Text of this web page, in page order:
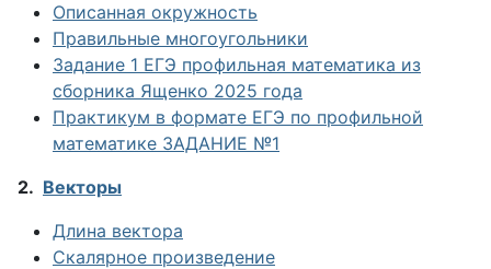
Описанная окружность
Правильные многоугольники
Задание 1 ЕГЭ профильная математика из
сборника Ященко 2025 года
Практикум в формате ЕГЭ по профильной
математике ЗАДАНИЕ №1
2. Векторы
Длина вектора
Скалярное произведение